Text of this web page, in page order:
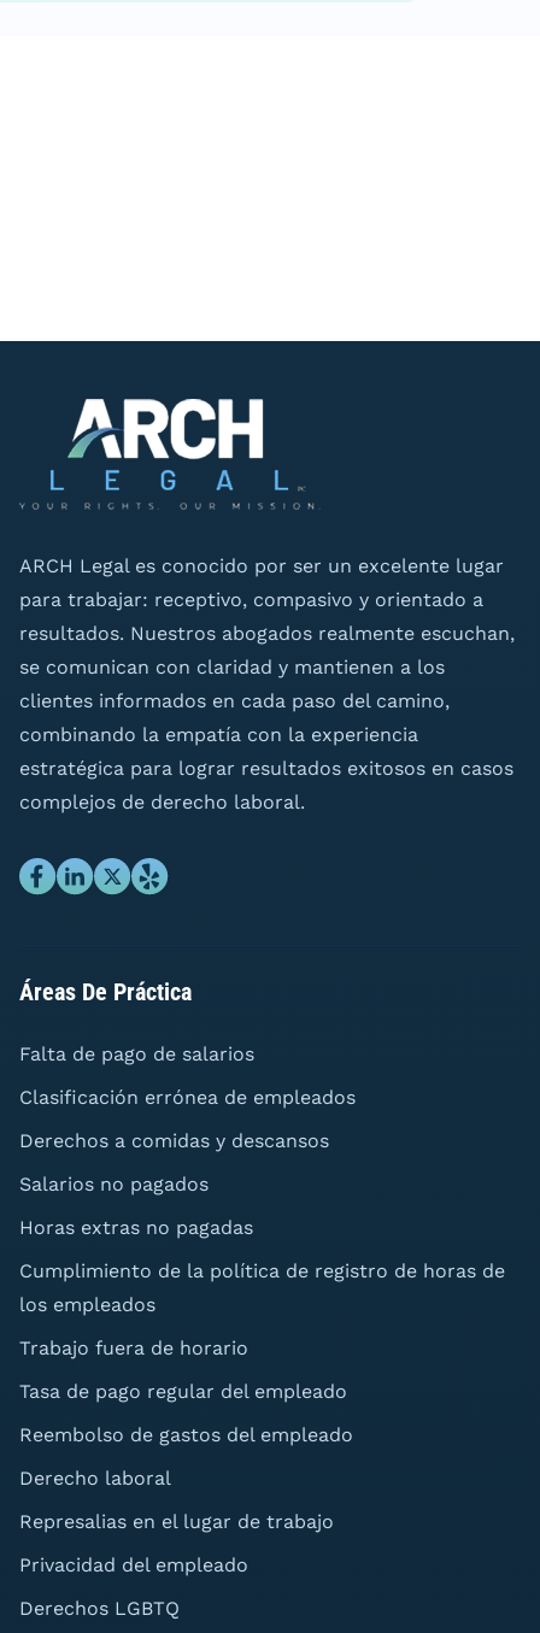
ARCH Legal es conocido por ser un excelente lugar
para trabajar: receptivo, compasivo y orientado a
resultados. Nuestros abogados realmente escuchan,
se comunican con claridad y mantienen a los
clientes informados en cada paso del camino,
combinando la empatía con la experiencia
estratégica para lograr resultados exitosos en casos
complejos de derecho laboral.
Áreas De Práctica
Falta de pago de salarios
Clasificación errónea de empleados
Derechos a comidas y descansos
Salarios no pagados
Horas extras no pagadas
Cumplimiento de la política de registro de horas de
los empleados
Trabajo fuera de horario
Tasa de pago regular del empleado
Reembolso de gastos del empleado
Derecho laboral
Represalias en el lugar de trabajo
Privacidad del empleado
Derechos LGBTQ